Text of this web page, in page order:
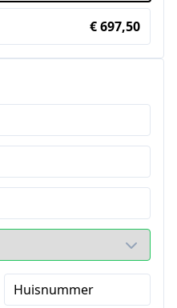
€ 697,50
Huisnummer